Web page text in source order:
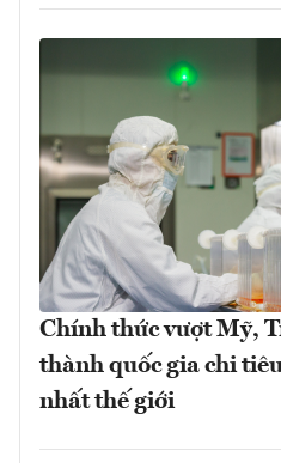
Chính thức vượt Mỹ,
thành quốc gia chi
nhất thế giới